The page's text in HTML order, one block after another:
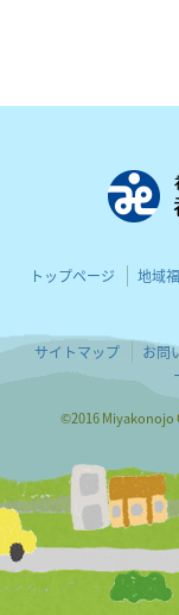
トップページ 地域
サイトマップ お問
©2016 Miyakonojo